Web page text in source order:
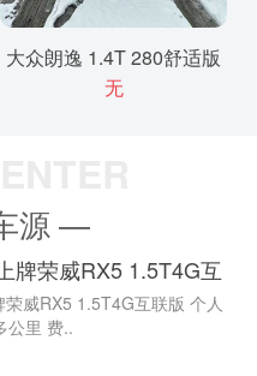
大众朗逸 1.4T 280舒适版
个人一手 8万多公里
无
源 —
牌荣威RX5 1.5T4G互
实表8万多公里
威RX5 1.5T4G互联版 个人
公里 费..